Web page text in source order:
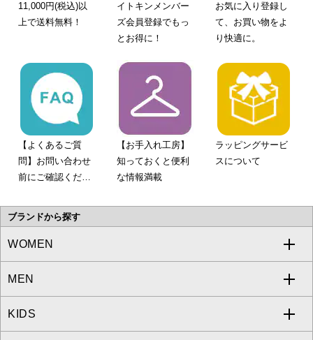
11,000円(税込)以
上で送料無料！
イトキンメンバー
ズ会員登録でもっ
とお得に！
お気に入り登録し
て、お買い物をよ
り快適に。
【よくあるご質
問】お問い合わせ
前にご確認くださ
【お手入れ工房】
知っておくと便利
な情報満載
ラッピングサービ
スについて
ブランドから探す
WOMEN
a.v.v
MICHEL KLEIN
MEN
a.v.v
KIDS